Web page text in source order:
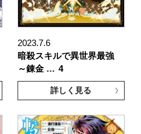
2023.7.6
暗殺スキルで異世界最強
～錬金 … 4
詳しく見る